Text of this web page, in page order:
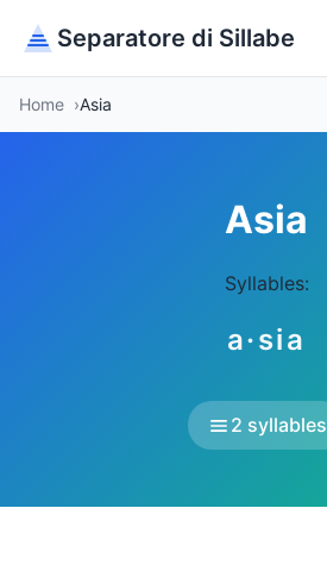
Separatore di Sillabe
Home Asia
Asia
Syllables:
a·sia
2 syllables